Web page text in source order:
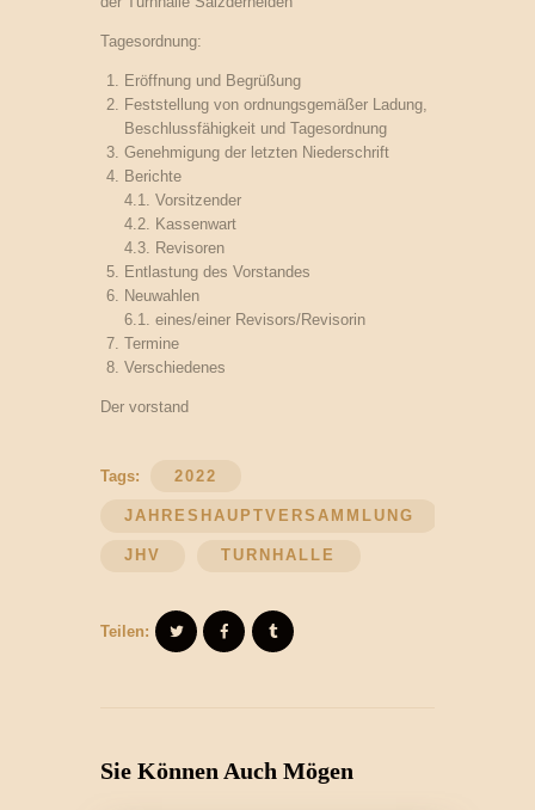
Tagesordnung:
Eröffnung und Begrüßung
Feststellung von ordnungsgemäßer Ladung,
Beschlussfähigkeit und Tagesordnung
Genehmigung der letzten Niederschrift
Berichte
4.1. Vorsitzender
4.2. Kassenwart
4.3. Revisoren
Entlastung des Vorstandes
Neuwahlen
6.1. eines/einer Revisors/Revisorin
Termine
Verschiedenes
Der vorstand
Tags: 2022
JAHRESHAUPTVERSAMMLUNG
JHV TURNHALLE
Teilen:
Sie Können Auch Mögen